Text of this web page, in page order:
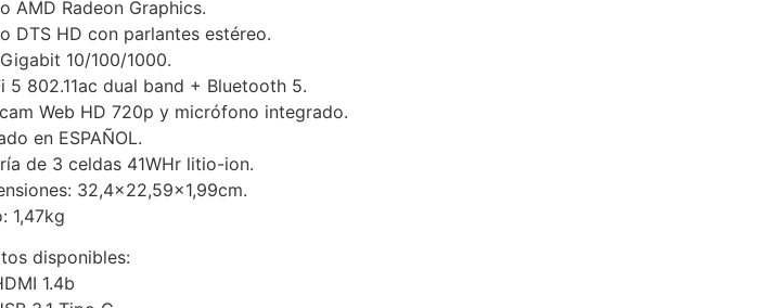
AMD Radeon Graphics.
DTS HD con parlantes estéreo.
10/100/1000.
5 802.11ac dual band + Bluetooth 5.
Web HD 720p y micrófono integrado.
en ESPAÑOL.
de 3 celdas 41WHr litio-ion.
32,4×22,59×1,99cm.
1,47kg
disponibles:
1.4b